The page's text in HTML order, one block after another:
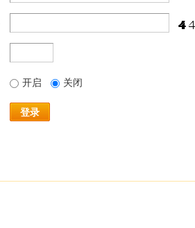
开启 关闭
登录